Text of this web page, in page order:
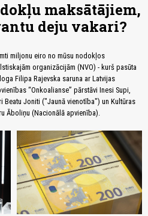
maksātājiem,
deju vakari?
miljonu eiro no mūsu nodokļos
organizācijām (NVO) - kurš pasūta
Filipa Rajevska saruna ar Latvijas
“Onkoalianse” pārstāvi Inesi Supi,
Beatu Joniti ("Jaunā vienotība") un Kultūras
Āboliņu (Nacionālā apvienība).